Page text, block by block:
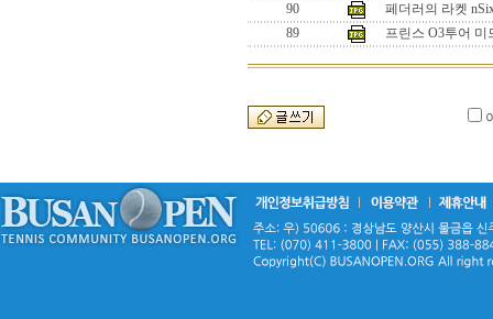
90
페더러의 라켓
89
프린스 O3투어 미